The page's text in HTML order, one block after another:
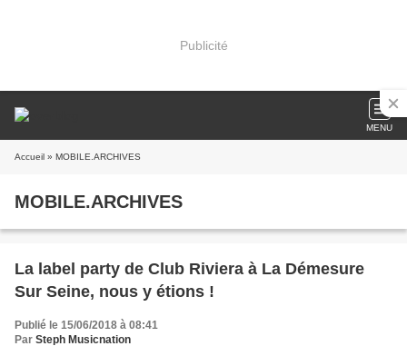
Publicité
MENU
Accueil » MOBILE.ARCHIVES
MOBILE.ARCHIVES
La label party de Club Riviera à La Démesure
Sur Seine, nous y étions !
Publié le 15/06/2018 à 08:41
Par Steph Musicnation